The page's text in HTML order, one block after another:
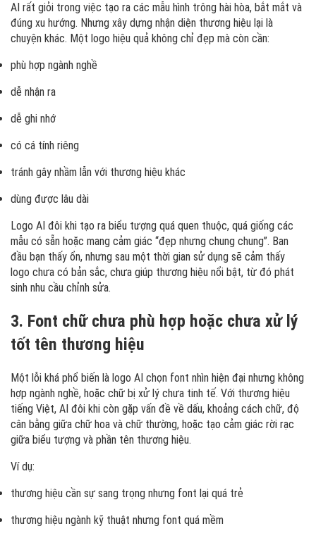
AI rất giỏi trong việc tạo ra các mẫu hình trông hài hòa, bắt mắt và
đúng xu hướng. Nhưng xây dựng nhận diện thương hiệu lại là
chuyện khác. Một logo hiệu quả không chỉ đẹp mà còn cần:
phù hợp ngành nghề
dễ nhận ra
dễ ghi nhớ
có cá tính riêng
tránh gây nhầm lẫn với thương hiệu khác
dùng được lâu dài
Logo AI đôi khi tạo ra biểu tượng quá quen thuộc, quá giống các
mẫu có sẵn hoặc mang cảm giác “đẹp nhưng chung chung”. Ban
đầu bạn thấy ổn, nhưng sau một thời gian sử dụng sẽ cảm thấy
logo chưa có bản sắc, chưa giúp thương hiệu nổi bật, từ đó phát
sinh nhu cầu chỉnh sửa.
3. Font chữ chưa phù hợp hoặc chưa xử lý
tốt tên thương hiệu
Một lỗi khá phổ biến là logo AI chọn font nhìn hiện đại nhưng không
hợp ngành nghề, hoặc chữ bị xử lý chưa tinh tế. Với thương hiệu
tiếng Việt, AI đôi khi còn gặp vấn đề về dấu, khoảng cách chữ, độ
cân bằng giữa chữ hoa và chữ thường, hoặc tạo cảm giác rời rạc
giữa biểu tượng và phần tên thương hiệu.
Ví dụ:
thương hiệu cần sự sang trọng nhưng font lại quá trẻ
thương hiệu ngành kỹ thuật nhưng font quá mềm